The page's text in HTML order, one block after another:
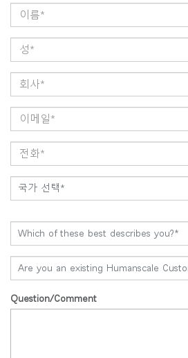
국가 선택*
Which of these best describes you?*
Are you an existing Humanscale
Question/Comment